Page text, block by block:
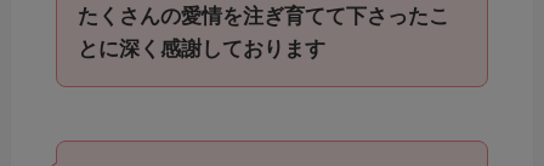
たくさんの愛情を注ぎ育てて下さったこ
とに深く感謝しております